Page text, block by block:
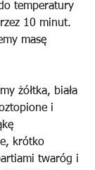
temperatury
10 minut.
masę
żółtka, biała
i
krótko
twaróg i